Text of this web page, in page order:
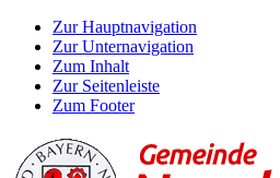
Zur Hauptnavigation
Zur Unternavigation
Zum Inhalt
Zur Seitenleiste
Zum Footer